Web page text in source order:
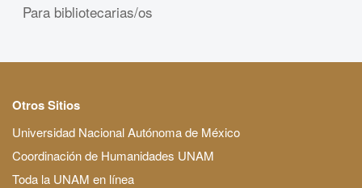
Para bibliotecarias/os
Otros Sitios
Universidad Nacional Autónoma de México
Coordinación de Humanidades UNAM
Toda la UNAM en línea